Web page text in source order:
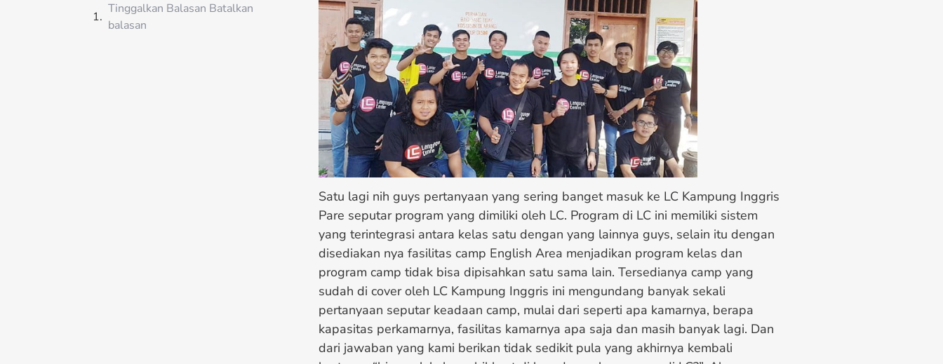
Tinggalkan Balasan Batalkan
balasan
Satu lagi nih guys pertanyaan yang sering banget masuk ke LC Kampung Inggris
Pare seputar program yang dimiliki oleh LC. Program di LC ini memiliki sistem
yang terintegrasi antara kelas satu dengan yang lainnya guys, selain itu dengan
disediakan nya fasilitas camp English Area menjadikan program kelas dan
program camp tidak bisa dipisahkan satu sama lain. Tersedianya camp yang
sudah di cover oleh LC Kampung Inggris ini mengundang banyak sekali
pertanyaan seputar keadaan camp, mulai dari seperti apa kamarnya, berapa
kapasitas perkamarnya, fasilitas kamarnya apa saja dan masih banyak lagi. Dan
dari jawaban yang kami berikan tidak sedikit pula yang akhirnya kembali